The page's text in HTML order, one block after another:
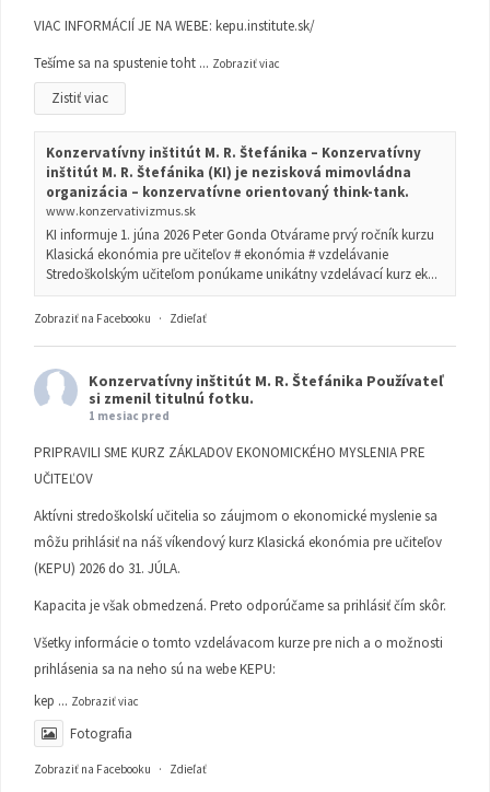
VIAC INFORMÁCIÍ JE NA WEBE: kepu.institute.sk/
Tešíme sa na spustenie toht ... Zobraziť viac
Zistiť viac
Konzervatívny inštitút M. R. Štefánika – Konzervatívny
inštitút M. R. Štefánika (KI) je nezisková mimovládna
organizácia – konzervatívne orientovaný think-tank.
www.konzervativizmus.sk
KI informuje 1. júna 2026 Peter Gonda Otvárame prvý ročník kurzu
Klasická ekonómia pre učiteľov # ekonómia # vzdelávanie
Stredoškolským učiteľom ponúkame unikátny vzdelávací kurz ek...
Zobraziť na Facebooku · Zdieľať
Konzervatívny inštitút M. R. Štefánika Používateľ
si zmenil titulnú fotku.
1 mesiac pred
PRIPRAVILI SME KURZ ZÁKLADOV EKONOMICKÉHO MYSLENIA PRE
UČITEĽOV
Aktívni stredoškolskí učitelia so záujmom o ekonomické myslenie sa
môžu prihlásiť na náš víkendový kurz Klasická ekonómia pre učiteľov
(KEPU) 2026 do 31. JÚLA.
Kapacita je však obmedzená. Preto odporúčame sa prihlásiť čím skôr.
Všetky informácie o tomto vzdelávacom kurze pre nich a o možnosti
prihlásenia sa na neho sú na webe KEPU:
kep ... Zobraziť viac
Fotografia
Zobraziť na Facebooku · Zdieľať